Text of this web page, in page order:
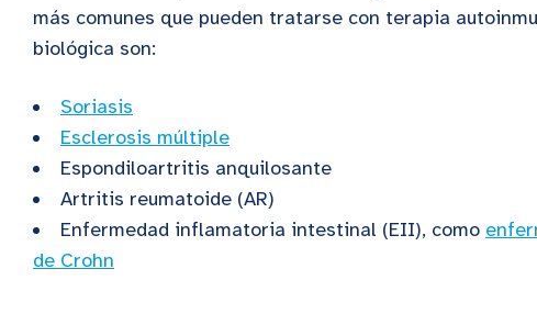
más comunes que pueden tratarse con terapia
biológica son:
Soriasis
Esclerosis múltiple
Espondiloartritis anquilosante
Artritis reumatoide (AR)
Enfermedad inflamatoria intestinal (EII), como
de Crohn